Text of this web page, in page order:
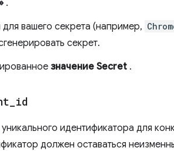
.
вашего секрета (например,
секрет.
значение Secret .
id
идентификатора для
должен оставаться